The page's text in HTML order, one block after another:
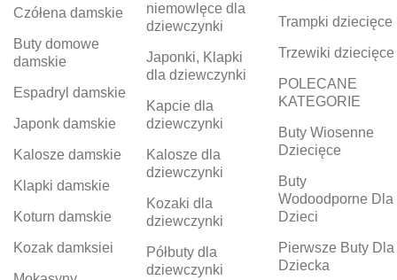
Czółena damskie
Buty domowe
damskie
Espadryl damskie
Japonk damskie
Kalosze damskie
Klapki damskie
Koturn damskie
Kozak damksiei
niemowlęce dla
dziewczynki
Japonki, Klapki
dla dziewczynki
Kapcie dla
dziewczynki
Kalosze dla
dziewczynki
Kozaki dla
dziewczynki
Półbuty dla
dziewczynki
Trampki dziecięce
Trzewiki dziecięce
POLECANE
KATEGORIE
Buty Wiosenne
Dziecięce
Buty
Wodoodporne Dla
Dzieci
Pierwsze Buty Dla
Dziecka